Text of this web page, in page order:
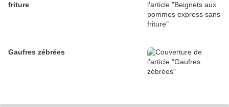
friture
Gaufres zébrées